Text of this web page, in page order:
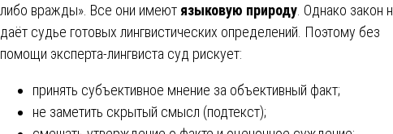
либо вражды». Все они имеют языковую природу . Однако закон
даёт судье готовых лингвистических определений. Поэтому без
помощи эксперта-лингвиста суд рискует:
принять субъективное мнение за объективный факт;
не заметить скрытый смысл (подтекст);